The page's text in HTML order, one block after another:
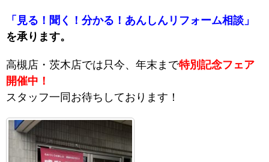
「見る！聞く！分かる！あんしんリフォーム相談」
を承ります。
高槻店・茨木店では只今、年末まで特別記念フェア
開催中！
スタッフ一同お待ちしております！